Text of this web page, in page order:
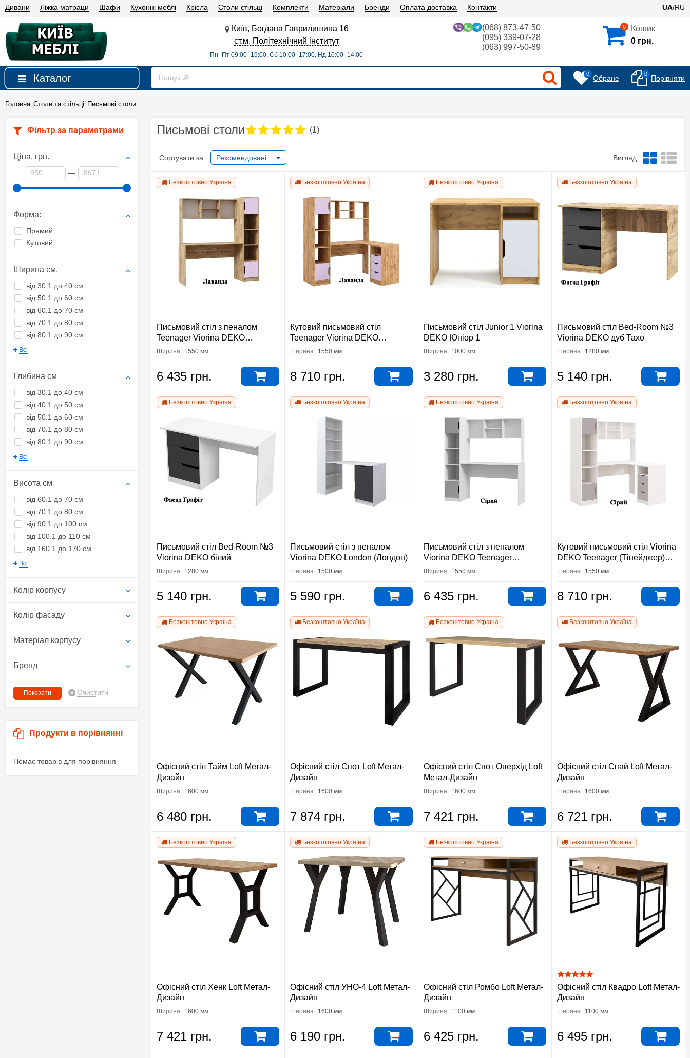
UA/RU
Дивани Ліжка матраци Шафи Кухонні меблі Крісла Столи стільці Комплекти Матеріали Бренди Оплата доставка Контакти
Київ, Богдана Гаврилишина 16
ст.м. Політехнічний інститут
Пн–Пт 09:00–19:00, Сб 10:00–17:00, Нд 10:00–14:00
(068) 873-47-50
(095) 339-07-28
(063) 997-50-89
0
Кошик
0 грн.
Каталог 0 Обране 0 Порівняти
Головна Столи та стільці Письмові столи
Фільтр за параметрами
Ціна, грн.
—
Форма:
Прямий
Кутовий
Ширина см.
від 30.1 до 40 см
від 50.1 до 60 см
від 60.1 до 70 см
від 70.1 до 80 см
від 80.1 до 90 см
Всі
Глибина см
від 30.1 до 40 см
від 40.1 до 50 см
від 50.1 до 60 см
від 70.1 до 80 см
від 80.1 до 90 см
Всі
Висота см
від 60.1 до 70 см
від 70.1 до 80 см
від 90.1 до 100 см
від 100.1 до 110 см
від 160.1 до 170 см
Всі
Колір корпусу
Колір фасаду
Матеріал корпусу
Бренд
Очистити
Продукти в порівнянні
Немає товарів для порівняння
Письмові столи (1)
Сортувати за: Рекомендовані Вигляд:
Безкоштовно Україна
Письмовий стіл з пеналом
Teenager Viorina DEKO
Тінейджер дуб Тахо
Ширина: 1550 мм
6 435 грн.
Безкоштовно Україна
Кутовий письмовий стіл
Teenager Viorina DEKO
Тінейджер дуб Тахо
Ширина: 1550 мм
8 710 грн.
Безкоштовно Україна
Письмовий стіл Junior 1 Viorina
DEKO Юніор 1
Ширина: 1000 мм
3 280 грн.
Безкоштовно Україна
Письмовий стіл Bed-Room №3
Viorina DEKO дуб Тахо
Ширина: 1280 мм
5 140 грн.
Безкоштовно Україна
Письмовий стіл Bed-Room №3
Viorina DEKO білий
Ширина: 1280 мм
5 140 грн.
Безкоштовно Україна
Письмовий стіл з пеналом
Viorina DEKO London (Лондон)
Ширина: 1500 мм
5 590 грн.
Безкоштовно Україна
Письмовий стіл з пеналом
Viorina DEKO Teenager
(Тінейджер) білий
Ширина: 1550 мм
6 435 грн.
Безкоштовно Україна
Кутовий письмовий стіл Viorina
DEKO Teenager (Тінейджер)
білий
Ширина: 1550 мм
8 710 грн.
Безкоштовно Україна
Офісний стіл Тайм Loft Метал-
Дизайн
Ширина: 1600 мм
6 480 грн.
Безкоштовно Україна
Офісний стіл Спот Loft Метал-
Дизайн
Ширина: 1600 мм
7 874 грн.
Безкоштовно Україна
Офісний стіл Спот Оверхід Loft
Метал-Дизайн
Ширина: 1600 мм
7 421 грн.
Безкоштовно Україна
Офісний стіл Спай Loft Метал-
Дизайн
Ширина: 1600 мм
6 721 грн.
Безкоштовно Україна
Офісний стіл Хенк Loft Метал-
Дизайн
Ширина: 1600 мм
7 421 грн.
Безкоштовно Україна
Офісний стіл УНО-4 Loft Метал-
Дизайн
Ширина: 1600 мм
6 190 грн.
Безкоштовно Україна
Офісний стіл Ромбо Loft Метал-
Дизайн
Ширина: 1100 мм
6 425 грн.
Безкоштовно Україна
Офісний стіл Квадро Loft Метал-
Дизайн
Ширина: 1100 мм
6 495 грн.